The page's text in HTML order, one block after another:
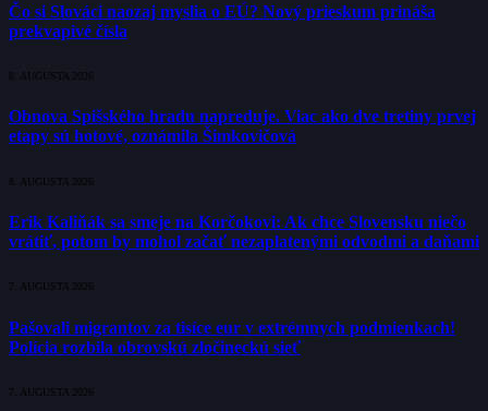
Čo si Slováci naozaj myslia o EÚ? Nový prieskum prináša
prekvapivé čísla
8. AUGUSTA 2026
Obnova Spišského hradu napreduje. Viac ako dve tretiny prvej
etapy sú hotové, oznámila Šimkovičová
8. AUGUSTA 2026
Erik Kaliňák sa smeje na Korčokovi: Ak chce Slovensku niečo
vrátiť, potom by mohol začať nezaplatenými odvodmi a daňami
7. AUGUSTA 2026
Pašovali migrantov za tisíce eur v extrémnych podmienkach!
Polícia rozbila obrovskú zločineckú sieť
7. AUGUSTA 2026